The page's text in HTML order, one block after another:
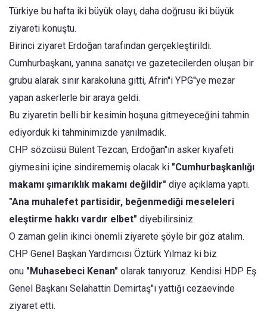
Türkiye bu hafta iki büyük olayı, daha doğrusu iki büyük
ziyareti konuştu.
Birinci ziyaret Erdoğan tarafından gerçekleştirildi.
Cumhurbaşkanı, yanına sanatçı ve gazetecilerden oluşan bir
grubu alarak sınır karakoluna gitti, Afrin''i YPG''ye mezar
yapan askerlerle bir araya geldi.
Bu ziyaretin belli bir kesimin hoşuna gitmeyeceğini tahmin
ediyorduk ki tahminimizde yanılmadık.
CHP sözcüsü Bülent Tezcan, Erdoğan''ın asker kıyafeti
giymesini içine sindirememiş olacak ki "Cumhurbaşkanlığı
makamı şımarıklık makamı değildir" diye açıklama yaptı.
"Ana muhalefet partisidir, beğenmediği meseleleri
eleştirme hakkı vardır elbet" diyebilirsiniz.
O zaman gelin ikinci önemli ziyarete şöyle bir göz atalım.
CHP Genel Başkan Yardımcısı Öztürk Yılmaz ki biz
onu "Muhasebeci Kenan" olarak tanıyoruz. Kendisi HDP Eş
Genel Başkanı Selahattin Demirtaş''ı yattığı cezaevinde
ziyaret etti.